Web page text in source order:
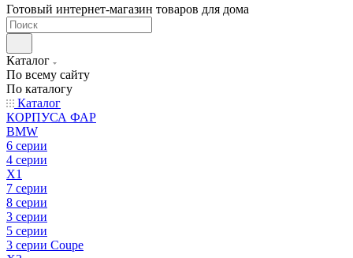
Готовый интернет-магазин товаров для дома
Каталог
По всему сайту
По каталогу
Каталог
КОРПУСА ФАР
BMW
6 серии
4 серии
X1
7 серии
8 серии
3 серии
5 серии
3 серии Coupe